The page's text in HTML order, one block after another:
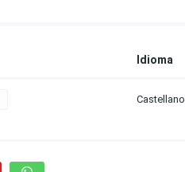
Idioma
Castellano